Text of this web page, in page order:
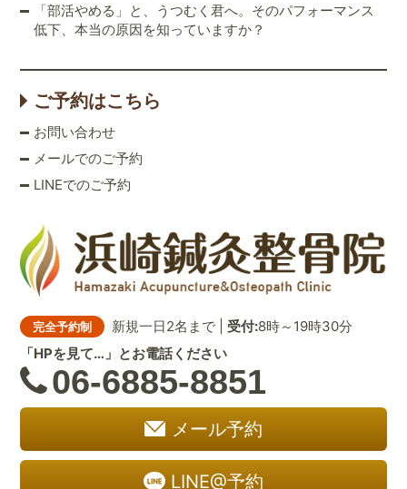
「部活やめる」と、うつむく君へ。そのパフォーマンス
低下、本当の原因を知っていますか？
ご予約はこちら
お問い合わせ
メールでのご予約
LINEでのご予約
完全予約制 新規一日2名まで | 受付:8時～19時30分
「HPを見て…」とお電話ください
06-6885-8851
メール予約
LINE@予約